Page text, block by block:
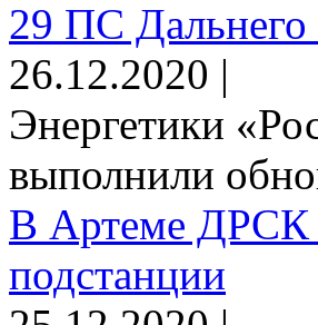
29 ПС Дальнего
26.12.2020 |
Энергетики
выполнили
В Артеме ДРСК
подстанции